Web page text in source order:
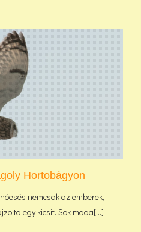
Hortobágyon
nemcsak az emberek,
egy kicsit. Sok mada[...]